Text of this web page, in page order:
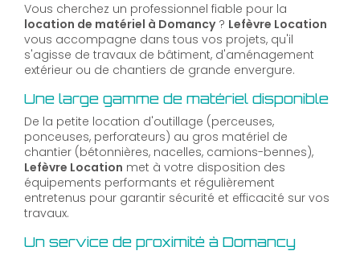
Vous cherchez un professionnel fiable pour la
location de matériel à Domancy? Lefèvre Location
vous accompagne dans tous vos projets, qu'il
s'agisse de travaux de bâtiment, d'aménagement
extérieur ou de chantiers de grande envergure.
Une large gamme de matériel disponible
De la petite location d'outillage (perceuses,
ponceuses, perforateurs) au gros matériel de
chantier (bétonnières, nacelles, camions-bennes),
Lefèvre Location met à votre disposition des
équipements performants et régulièrement
entretenus pour garantir sécurité et efficacité sur vos
travaux.
Un service de proximité à Domancy